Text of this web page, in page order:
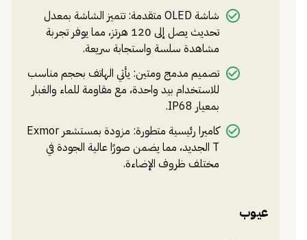
شاشة OLED متقدمة: تتميز الشاشة بمعدل
تحديث يصل إلى 120 هرتز، مما يوفر تجربة
مشاهدة سلسة واستجابة سريعة.
تصميم مدمج ومتين: يأتي الهاتف بحجم مناسب
للاستخدام بيد واحدة، مع مقاومة للماء والغبار
بمعيار IP68.
كاميرا رئيسية متطورة: مزودة بمستشعر Exmor
T الجديد، مما يضمن صورًا عالية الجودة في
مختلف ظروف الإضاءة.
عيوب